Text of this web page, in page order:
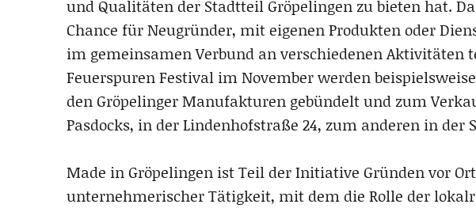
und Qualitäten der Stadtteil Gröpelingen zu bieten hat.
Chance für Neugründer, mit eigenen Produkten oder
im gemeinsamen Verbund an verschiedenen Aktivitäten
Feuerspuren Festival im November werden
den Gröpelinger Manufakturen gebündelt und zum
Pasdocks, in der Lindenhofstraße 24, zum anderen in der
Made in Gröpelingen ist Teil der Initiative Gründen vor
unternehmerischer Tätigkeit, mit dem die Rolle der